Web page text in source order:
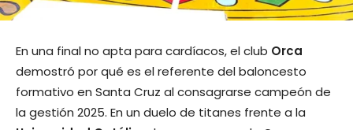
En una final no apta para cardíacos, el club Orca
demostró por qué es el referente del baloncesto
formativo en Santa Cruz al consagrarse campeón de
la gestión 2025. En un duelo de titanes frente a la